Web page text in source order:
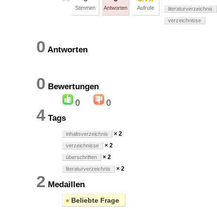
Stimmen Antworten Aufrufe
literaturverzeichnis
verzeichnisse
0 Antworten
0 Bewertungen
0 0
4 Tags
inhaltsverzeichnis × 2
verzeichnisse × 2
überschriften × 2
literaturverzeichnis × 2
2 Medaillen
● Beliebte Frage